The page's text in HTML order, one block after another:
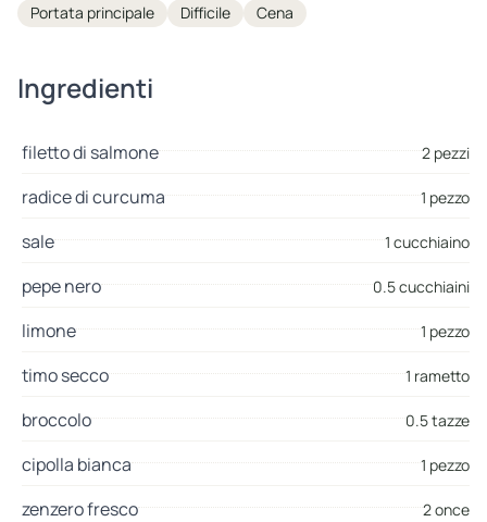
Tags
Portata principale Difficile Cena
Ingredienti
filetto di salmone 2 pezzi
radice di curcuma 1 pezzo
sale 1 cucchiaino
pepe nero 0.5 cucchiaini
limone 1 pezzo
timo secco 1 rametto
broccolo 0.5 tazze
cipolla bianca 1 pezzo
zenzero fresco 2 once